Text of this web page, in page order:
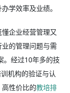
学效率及业绩。
企业经营管理又
的管理问题与需
。经过10年多的技
机构的验证与认
性价比的教培排